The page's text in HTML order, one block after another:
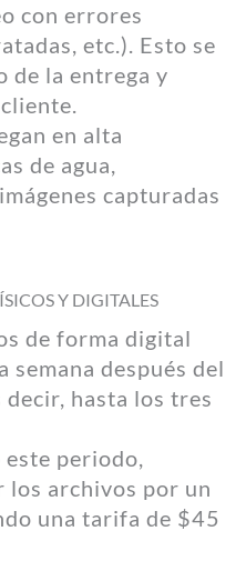
con errores
etc.). Esto se
de la entrega y
en alta
de agua,
capturadas
Y DIGITALES
de forma digital
semana después del
decir, hasta los tres
periodo,
los archivos por un
una tarifa de $45